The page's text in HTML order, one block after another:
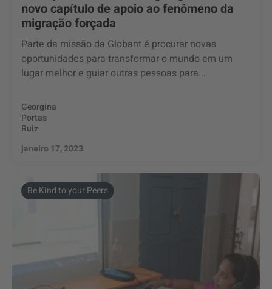
novo capítulo de apoio ao fenômeno da
migração forçada
Parte da missão da Globant é procurar novas
oportunidades para transformar o mundo em um
lugar melhor e guiar outras pessoas para...
Georgina
Portas
Ruiz
janeiro 17, 2023
Be Kind to your Peers